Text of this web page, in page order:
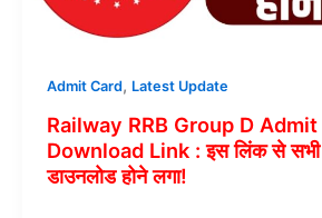
ग्रुप
एडमिट
डाउनलोड
2025
इस
Admit Card, Latest Update
Railway RRB Group D
Download Link : इस लिंक से सभी
डाउनलोड होने लगा!